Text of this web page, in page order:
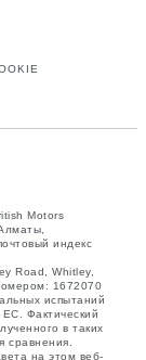
Motors
индекс
Road, Whitley,
1672070
испытаний
ЕС. Фактический
в таких
сравнения.
на этом веб-